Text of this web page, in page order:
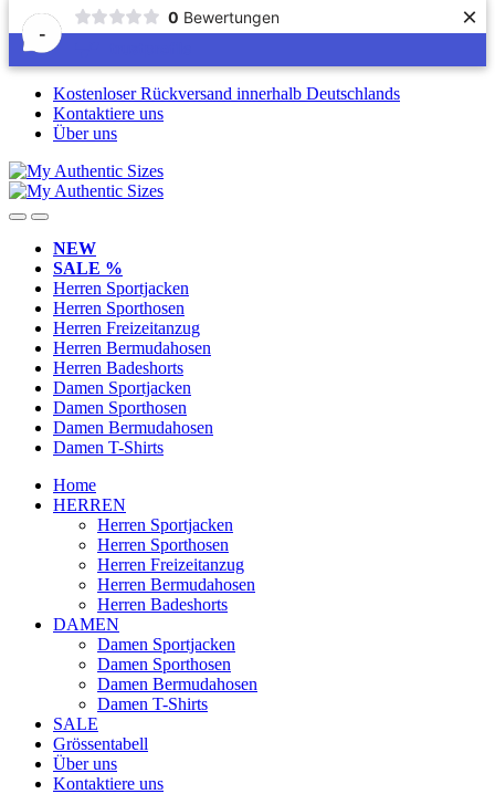
-
0 Bewertungen ×
Skip
navigation
Skip
content
Kostenloser Rückversand innerhalb Deutschlands
Kontaktiere uns
Über uns
NEW
SALE %
Herren Sportjacken
Herren Sporthosen
Herren Freizeitanzug
Herren Bermudahosen
Herren Badeshorts
Damen Sportjacken
Damen Sporthosen
Damen Bermudahosen
Damen T-Shirts
Home
HERREN
Herren Sportjacken
Herren Sporthosen
Herren Freizeitanzug
Herren Bermudahosen
Herren Badeshorts
DAMEN
Damen Sportjacken
Damen Sporthosen
Damen Bermudahosen
Damen T-Shirts
SALE
Grössentabell
Über uns
Kontaktiere uns